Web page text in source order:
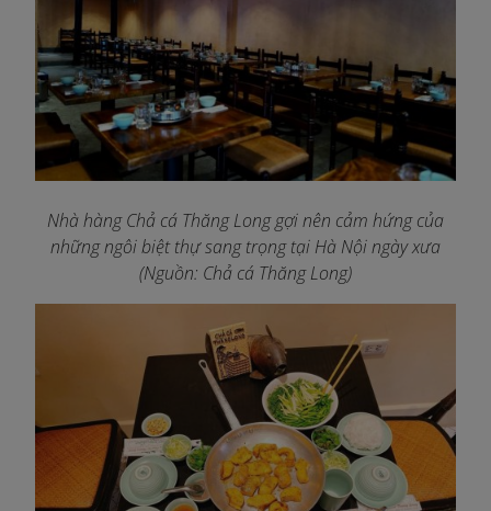
Nhà hàng Chả cá Thăng Long gợi nên cảm hứng của
những ngôi biệt thự sang trọng tại Hà Nội ngày xưa
(Nguồn: Chả cá Thăng Long)